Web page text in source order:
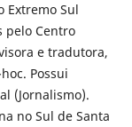
Extremo Sul
pelo Centro
e tradutora,
Possui
(Jornalismo).
no Sul de Santa